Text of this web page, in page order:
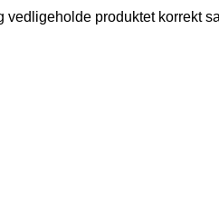
produktet korrekt